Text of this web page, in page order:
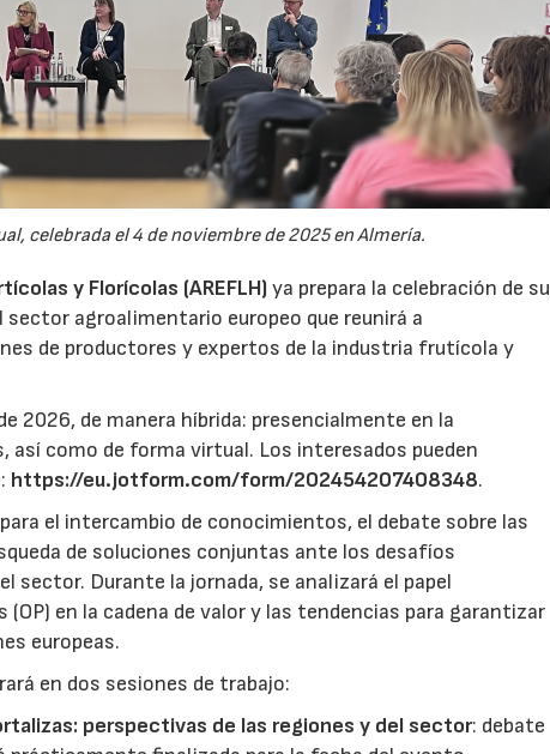
celebrada el 4 de noviembre de 2025 en Almería.
y Florícolas (AREFLH)ya prepara la celebración de su
agroalimentario europeo que reunirá a
de productores y expertos de la industria frutícola y
2026, de manera híbrida: presencialmente en la
así como de forma virtual. Los interesados pueden
https://eu.jotform.com/form/202454207408348.
el intercambio de conocimientos, el debate sobre las
de soluciones conjuntas ante los desafíos
Durante la jornada, se analizará el papel
en la cadena de valor y las tendencias para garantizar
europeas.
en dos sesiones de trabajo:
perspectivas de las regiones y del sector: debate